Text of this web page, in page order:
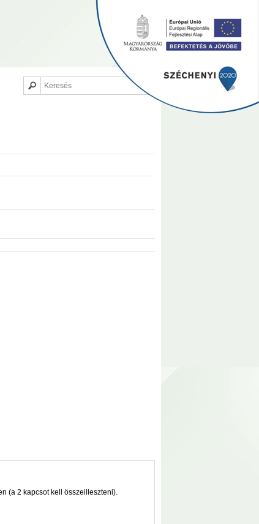
(a 2 kapcsot kell összeilleszteni).